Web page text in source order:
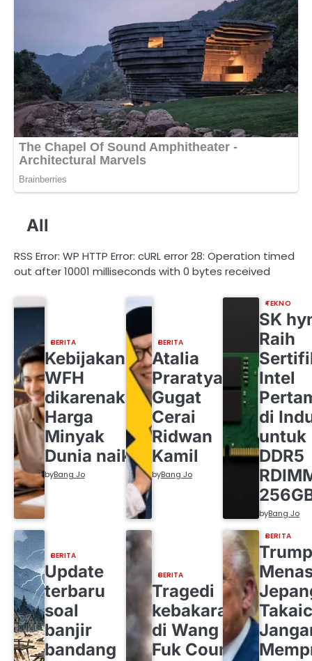
All
RSS Error: WP HTTP Error: cURL error 28: Operation timed
out after 10001 milliseconds with 0 bytes received
BERITA
Kebijakan
WFH
dikarenakan
Harga
Minyak
Dunia naik
byBang Jo
BERITA
Atalia
Praratya
Gugat
Cerai
Ridwan
Kamil
byBang Jo
TEKNO
SK
Raih
Intel
di
untuk
DDR5
byBang Jo
BERITA
Update
terbaru
soal
banjir
bandang
BERITA
Tragedi
kebakaran
di Wang
Fuk Court
BERITA